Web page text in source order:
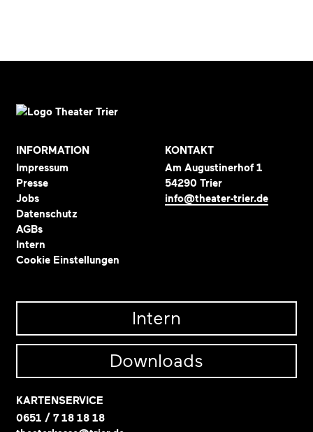
INFORMATION
Impressum
Presse
Jobs
Datenschutz
AGBs
Intern
Cookie Einstellungen
KONTAKT
Am Augustinerhof 1
54290 Trier
info@theater-trier.de
Intern
Downloads
KARTENSERVICE
0651 / 7 18 18 18